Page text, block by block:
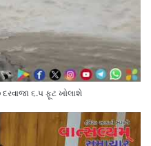
૬.૫ ફૂટ ખોલાશે